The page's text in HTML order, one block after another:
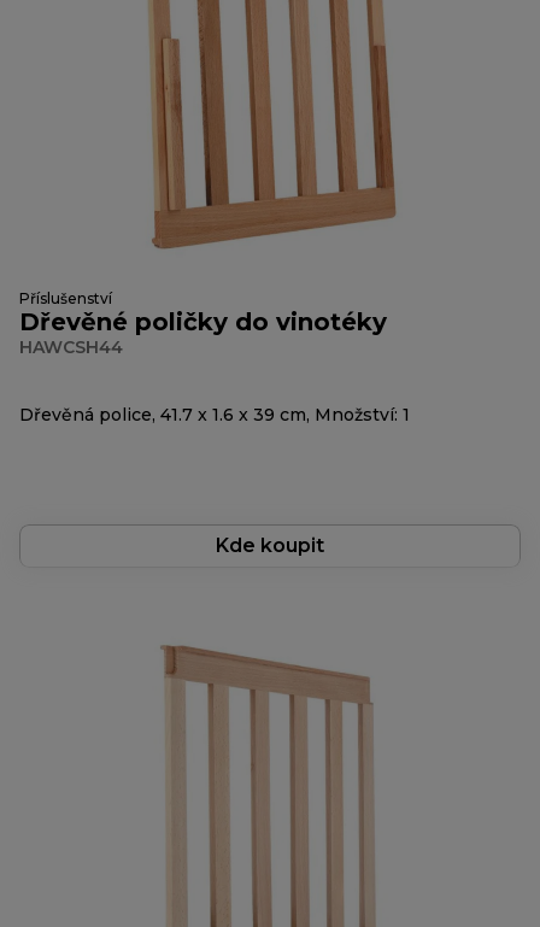
Příslušenství
Dřevěné poličky do vinotéky
HAWCSH44
Dřevěná police, 41.7 x 1.6 x 39 cm, Množství: 1
Kde koupit